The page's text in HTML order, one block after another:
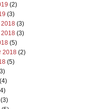
(2)
(3)
2018(3)
2018(3)
(5)
2018(2)
(5)